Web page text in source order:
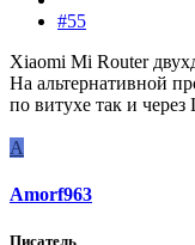
#55
Xiaomi Mi Router
На альтернативной
по витухе так и
A
Amorf963
Писатель